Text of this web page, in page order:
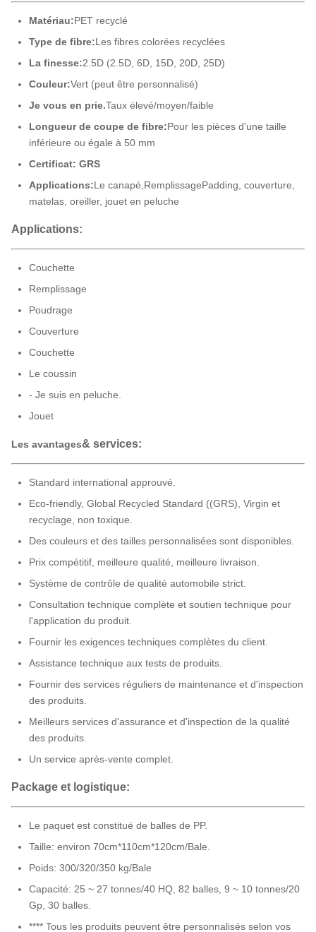
Matériau:PET recyclé
Type de fibre:Les fibres colorées recyclées
La finesse:2.5D (2.5D, 6D, 15D, 20D, 25D)
Couleur:Vert (peut être personnalisé)
Je vous en prie.Taux élevé/moyen/faible
Longueur de coupe de fibre:Pour les pièces d'une taille
inférieure ou égale à 50 mm
Certificat: GRS
Applications:Le canapé, RemplissagePadding, couverture,
matelas, oreiller, jouet en peluche
Applications:
Couchette
Remplissage
Poudrage
Couverture
Couchette
Le coussin
- Je suis en peluche.
Jouet
Les avantages& services:
Standard international approuvé.
Eco-friendly, Global Recycled Standard ((GRS), Virgin et
recyclage, non toxique.
Des couleurs et des tailles personnalisées sont disponibles.
Prix compétitif, meilleure qualité, meilleure livraison.
Système de contrôle de qualité automobile strict.
Consultation technique complète et soutien technique pour
l'application du produit.
Fournir les exigences techniques complètes du client.
Assistance technique aux tests de produits.
Fournir des services réguliers de maintenance et d'inspection
des produits.
Meilleurs services d'assurance et d'inspection de la qualité
des produits.
Un service après-vente complet.
Package et logistique:
Le paquet est constitué de balles de PP.
Taille: environ 70cm*110cm*120cm/Bale.
Poids: 300/320/350 kg/Bale
Capacité: 25 ~ 27 tonnes/40 HQ, 82 balles, 9 ~ 10 tonnes/20
Gp, 30 balles.
**** Tous les produits peuvent être personnalisés selon vos